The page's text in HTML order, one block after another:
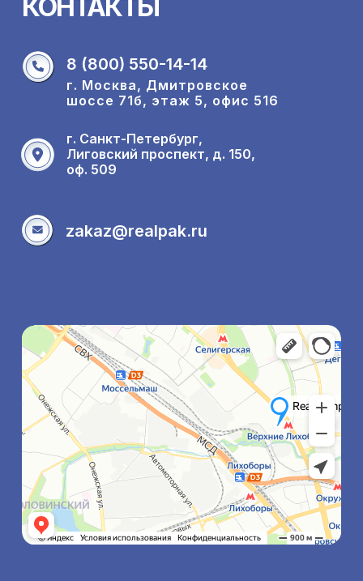
КОНТАКТЫ
8 (800) 550-14-14
г. Москва, Дмитровское
шоссе 71б, этаж 5, офис 516
zakaz@realpak.ru
г. Санкт-Петербург,
Лиговский проспект, д. 150,
оф. 509